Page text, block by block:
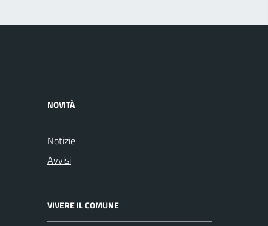
NOVITÀ
Notizie
Avvisi
VIVERE IL COMUNE